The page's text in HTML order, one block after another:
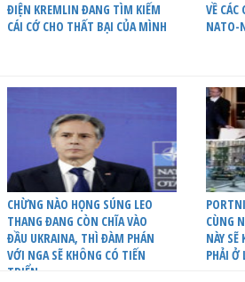
ĐIỆN KREMLIN ĐANG TÌM KIẾM
CÁI CỚ CHO THẤT BẠI CỦA MÌNH
VỀ
NATO-
CHỪNG NÀO HỌNG SÚNG LEO
THANG ĐANG CÒN CHĨA VÀO
ĐẦU UKRAINA, THÌ ĐÀM PHÁN
VỚI NGA SẼ KHÔNG CÓ TIẾN
TRIỂN
CÙNG
NÀY
PHẢI Ở